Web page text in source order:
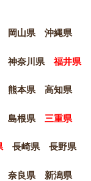
岡山県 沖縄県
神奈川県 福井県
熊本県 高知県
島根県 三重県
長崎県 長野県
奈良県 新潟県